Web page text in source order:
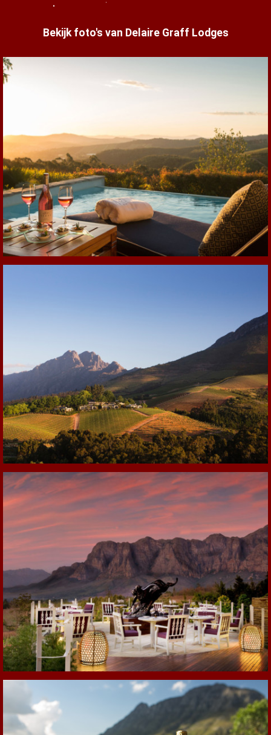
Bekijk foto's van Delaire Graff Lodges